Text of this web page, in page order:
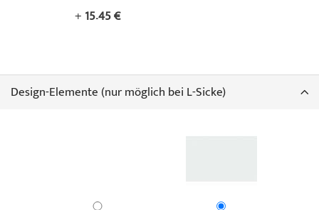
+ 15,45 €
Design-Elemente (nur möglich bei L-Sicke)